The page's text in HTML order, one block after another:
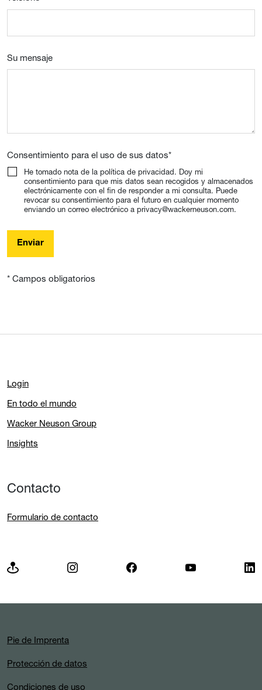
Su mensaje
Consentimiento para el uso de sus datos*
He tomado nota de la política de privacidad. Doy mi
consentimiento para que mis datos sean recogidos y almacenados
electrónicamente con el fin de responder a mi consulta. Puede
revocar su consentimiento para el futuro en cualquier momento
enviando un correo electrónico a privacy@wackerneuson.com.
Enviar
* Campos obligatorios
Login
En todo el mundo
Wacker Neuson Group
Insights
Contacto
Formulario de contacto
Pie de Imprenta
Protección de datos
Condiciones de uso